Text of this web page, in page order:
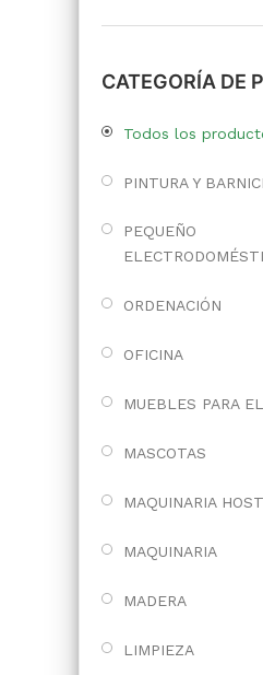
CATEGORÍA DE
Todos los
PINTURA Y
PEQUEÑO
ORDENACIÓN
OFICINA
MUEBLES PARA
MASCOTAS
MAQUINARIA
MAQUINARIA
MADERA
LIMPIEZA